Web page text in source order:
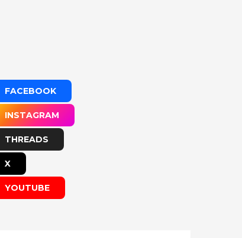
FACEBOOK
INSTAGRAM
THREADS
X
YOUTUBE